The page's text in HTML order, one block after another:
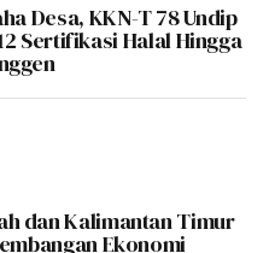
Desa, KKN-T 78 Undip
Sertifikasi Halal Hingga
dan Kalimantan Timur
Ekonomi